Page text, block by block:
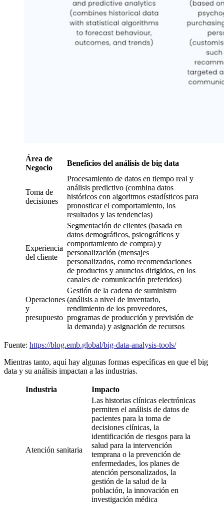
Área de
Negocio
Beneficios del análisis de big data
Toma de
decisiones
Procesamiento de datos en tiempo real y
análisis predictivo (combina datos
históricos con algoritmos estadísticos para
pronosticar el comportamiento, los
resultados y las tendencias)
Experiencia
del cliente
Segmentación de clientes (basada en
datos demográficos, psicográficos y
comportamiento de compra) y
personalización (mensajes
personalizados, como recomendaciones
de productos y anuncios dirigidos, en los
canales de comunicación preferidos)
Operaciones
y
presupuesto
Gestión de la cadena de suministro
(análisis a nivel de inventario,
rendimiento de los proveedores,
programas de producción y previsión de
la demanda) y asignación de recursos
Fuente: https://blog.emb.global/big-data-analysis-tools/
Mientras tanto, aquí hay algunas formas específicas en que el big
data y su análisis impactan a las industrias.
Industria Impacto
Atención sanitaria
Las historias clínicas electrónicas
permiten el análisis de datos de
pacientes para la toma de
decisiones clínicas, la
identificación de riesgos para la
salud para la intervención
temprana o la prevención de
enfermedades, los planes de
atención personalizados, la
gestión de la salud de la
población, la innovación en
investigación médica